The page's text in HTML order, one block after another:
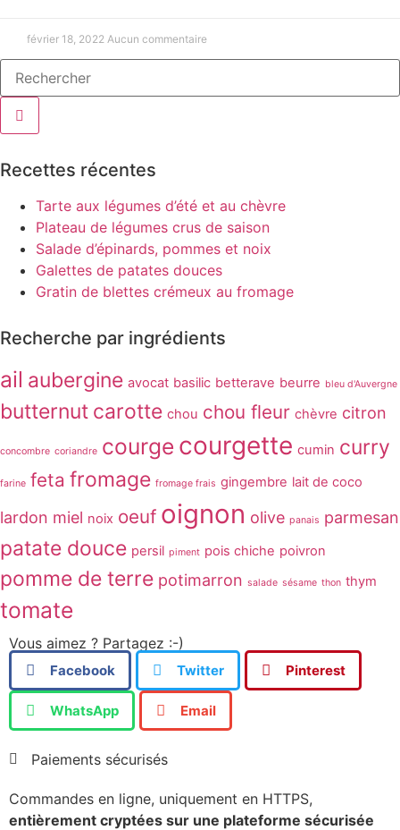
février 18, 2022 Aucun commentaire
Recettes récentes
Tarte aux légumes d’été et au chèvre
Plateau de légumes crus de saison
Salade d’épinards, pommes et noix
Galettes de patates douces
Gratin de blettes crémeux au fromage
Recherche par ingrédients
ail aubergine avocat basilic betterave beurre bleu d'Auvergne
butternut carotte chou chou fleur chèvre citron
concombre coriandre courge courgette cumin curry
farine feta fromage fromage frais gingembre lait de coco
lardon miel noix oeuf oignon olive panais parmesan
patate douce persil piment pois chiche poivron
pomme de terre potimarron salade sésame thon thym
tomate
Vous aimez ? Partagez :-)
Facebook Twitter Pinterest
WhatsApp Email
Paiements sécurisés
Commandes en ligne, uniquement en HTTPS,
entièrement cryptées sur une plateforme sécurisée